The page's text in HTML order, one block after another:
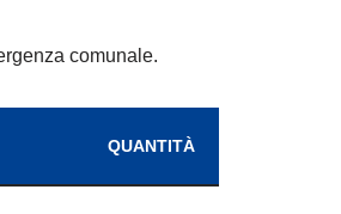
comunale.
QUANTITÀ